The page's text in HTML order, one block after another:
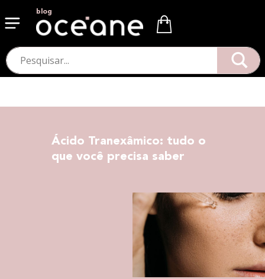
blog
Ácido Tranexâmico: tudo o
que você precisa saber